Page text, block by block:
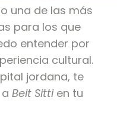
una de las más
para los que
entender por
cultural.
jordana, te
Beit Sittien tu